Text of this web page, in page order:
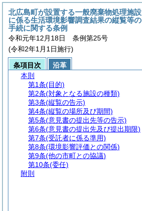
北広島町が設置する一般廃棄物処理施設
に係る生活環境影響調査結果の縦覧等の
手続に関する条例
令和元年12月18日 条例第25号
(令和2年1月1日施行)
条項目次
沿革
本則
第1条(目的)
第2条(対象となる施設の種類)
第3条(縦覧の告示)
第4条(縦覧の場所及び期間)
第5条(意見書の提出先等の告示)
第6条(意見書の提出先及び提出期限)
第7条(受託者に係る準用)
第8条(環境影響評価との関係)
第9条(他の市町との協議)
第10条(委任)
附則